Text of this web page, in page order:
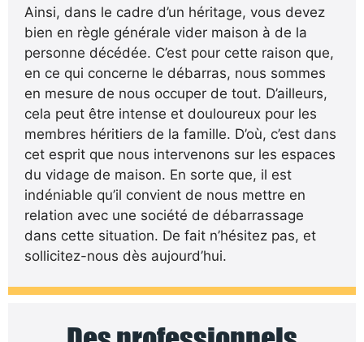
Ainsi, dans le cadre d’un héritage, vous devez
bien en règle générale vider maison à de la
personne décédée. C’est pour cette raison que,
en ce qui concerne le débarras, nous sommes
en mesure de nous occuper de tout. D’ailleurs,
cela peut être intense et douloureux pour les
membres héritiers de la famille. D’où, c’est dans
cet esprit que nous intervenons sur les espaces
du vidage de maison. En sorte que, il est
indéniable qu’il convient de nous mettre en
relation avec une société de débarrassage
dans cette situation. De fait n’hésitez pas, et
sollicitez-nous dès aujourd’hui.